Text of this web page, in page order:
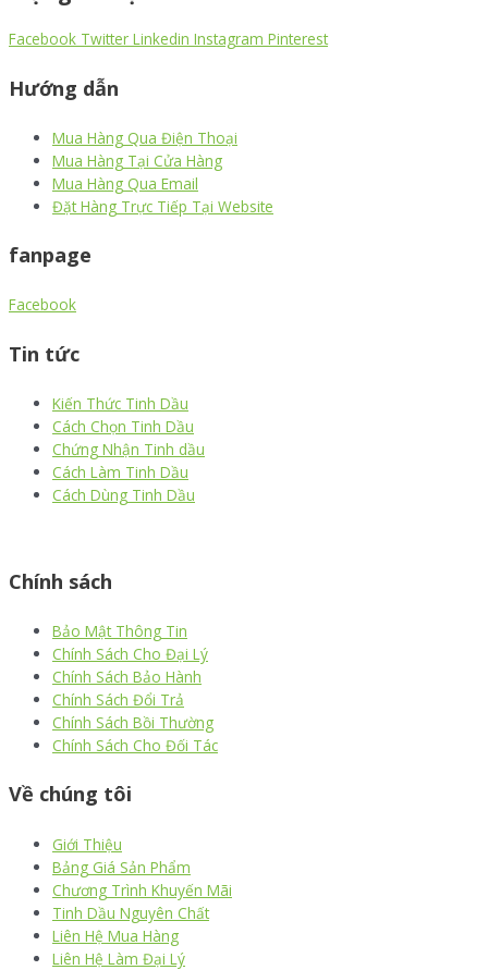
Facebook Twitter Linkedin Instagram Pinterest
Hướng dẫn
Mua Hàng Qua Điện Thoại
Mua Hàng Tại Cửa Hàng
Mua Hàng Qua Email
Đặt Hàng Trực Tiếp Tại Website
fanpage
Facebook
Tin tức
Kiến Thức Tinh Dầu
Cách Chọn Tinh Dầu
Chứng Nhận Tinh dầu
Cách Làm Tinh Dầu
Cách Dùng Tinh Dầu
Chính sách
Bảo Mật Thông Tin
Chính Sách Cho Đại Lý
Chính Sách Bảo Hành
Chính Sách Đổi Trả
Chính Sách Bồi Thường
Chính Sách Cho Đối Tác
Về chúng tôi
Giới Thiệu
Bảng Giá Sản Phẩm
Chương Trình Khuyến Mãi
Tinh Dầu Nguyên Chất
Liên Hệ Mua Hàng
Liên Hệ Làm Đại Lý